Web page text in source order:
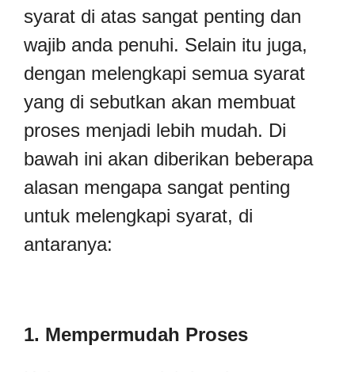
syarat di atas sangat penting dan
wajib anda penuhi. Selain itu juga,
dengan melengkapi semua syarat
yang di sebutkan akan membuat
proses menjadi lebih mudah. Di
bawah ini akan diberikan beberapa
alasan mengapa sangat penting
untuk melengkapi syarat, di
antaranya:
1. Mempermudah Proses